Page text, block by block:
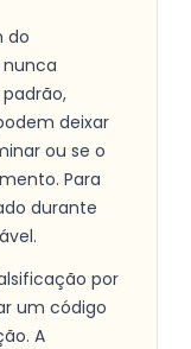
do
deixar
ou se o
Para
durante
por
um código
A